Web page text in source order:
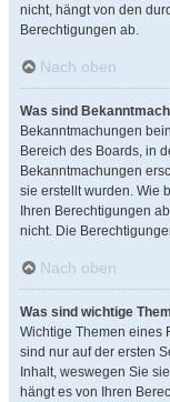
nicht, hängt von den
Berechtigungen ab.
Nach oben
Was sind
Bekanntmachungen
Bereich des Boards, in
Bekanntmachungen
sie erstellt wurden. Wie
Ihren Berechtigungen
nicht. Die
Nach oben
Was sind wichtige
Wichtige Themen eines
sind nur auf der ersten
Inhalt, weswegen Sie
hängt es von Ihren